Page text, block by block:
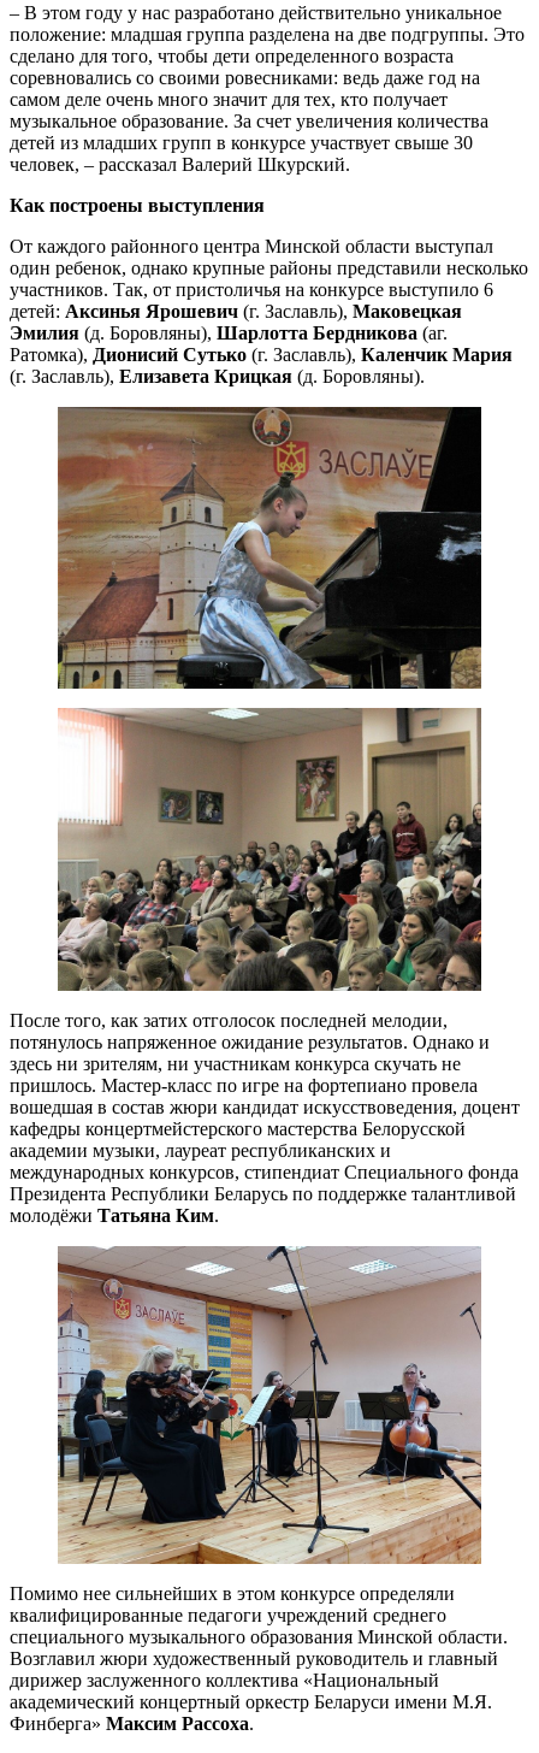
– В этом году у нас разработано действительно уникальное
положение: младшая группа разделена на две подгруппы. Это
сделано для того, чтобы дети определенного возраста
соревновались со своими ровесниками: ведь даже год на
самом деле очень много значит для тех, кто получает
музыкальное образование. За счет увеличения количества
детей из младших групп в конкурсе участвует свыше 30
человек, – рассказал Валерий Шкурский.
Как построены выступления
От каждого районного центра Минской области выступал
один ребенок, однако крупные районы представили несколько
участников. Так, от пристоличья на конкурсе выступило 6
детей: Аксинья Ярошевич (г. Заславль), Маковецкая
Эмилия (д. Боровляны), Шарлотта Бердникова (аг.
Ратомка), Дионисий Сутько (г. Заславль), Каленчик Мария
(г. Заславль), Елизавета Крицкая (д. Боровляны).
После того, как затих отголосок последней мелодии,
потянулось напряженное ожидание результатов. Однако и
здесь ни зрителям, ни участникам конкурса скучать не
пришлось. Мастер-класс по игре на фортепиано провела
вошедшая в состав жюри кандидат искусствоведения, доцент
кафедры концертмейстерского мастерства Белорусской
академии музыки, лауреат республиканских и
международных конкурсов, стипендиат Специального фонда
Президента Республики Беларусь по поддержке талантливой
молодёжи Татьяна Ким.
Помимо нее сильнейших в этом конкурсе определяли
квалифицированные педагоги учреждений среднего
специального музыкального образования Минской области.
Возглавил жюри художественный руководитель и главный
дирижер заслуженного коллектива «Национальный
академический концертный оркестр Беларуси имени М.Я.
Финберга» Максим Рассоха.